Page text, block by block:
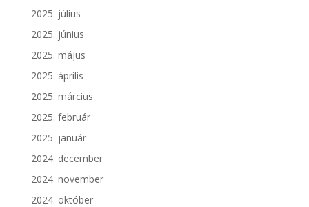
2025. július
2025. június
2025. május
2025. április
2025. március
2025. február
2025. január
2024. december
2024. november
2024. október